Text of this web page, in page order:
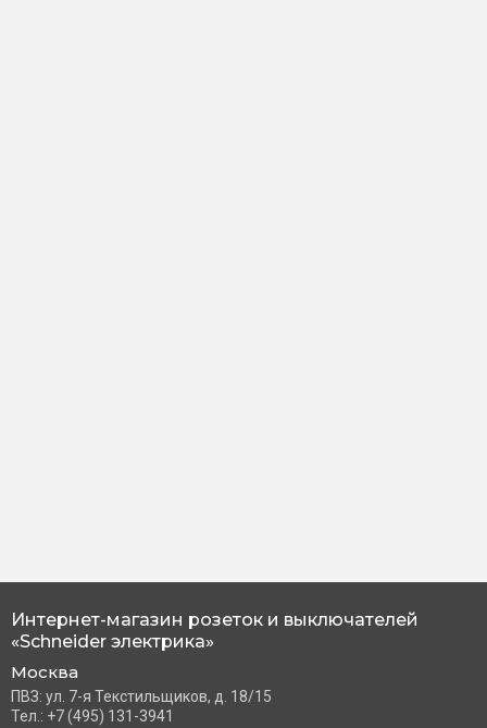
Интернет-магазин розеток и выключателей
«Schneider электрика»
Москва
ПВЗ: ул. 7-я Текстильщиков, д. 18/15
Тел.: +7 (495) 131-3941